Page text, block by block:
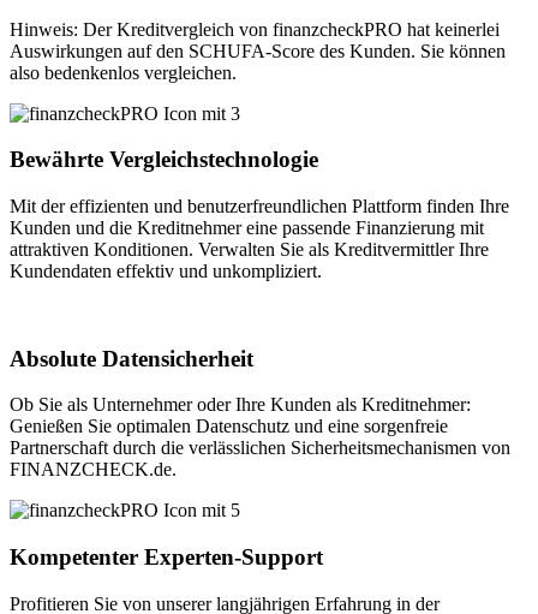
Hinweis: Der Kreditvergleich von finanzcheckPRO hat keinerlei
Auswirkungen auf den SCHUFA-Score des Kunden. Sie können
also bedenkenlos vergleichen.
Bewährte Vergleichstechnologie
Mit der effizienten und benutzerfreundlichen Plattform finden Ihre
Kunden und die Kreditnehmer eine passende Finanzierung mit
attraktiven Konditionen. Verwalten Sie als Kreditvermittler Ihre
Kundendaten effektiv und unkompliziert.
Absolute Datensicherheit
Ob Sie als Unternehmer oder Ihre Kunden als Kreditnehmer:
Genießen Sie optimalen Datenschutz und eine sorgenfreie
Partnerschaft durch die verlässlichen Sicherheitsmechanismen von
FINANZCHECK.de.
Kompetenter Experten-Support
Profitieren Sie von unserer langjährigen Erfahrung in der